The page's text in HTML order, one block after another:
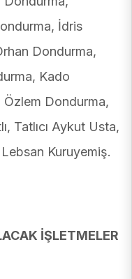
İdris
Dondurma,
Kado
Dondurma,
Tatlıcı Aykut Usta,
Kuruyemiş.
İŞLETMELER